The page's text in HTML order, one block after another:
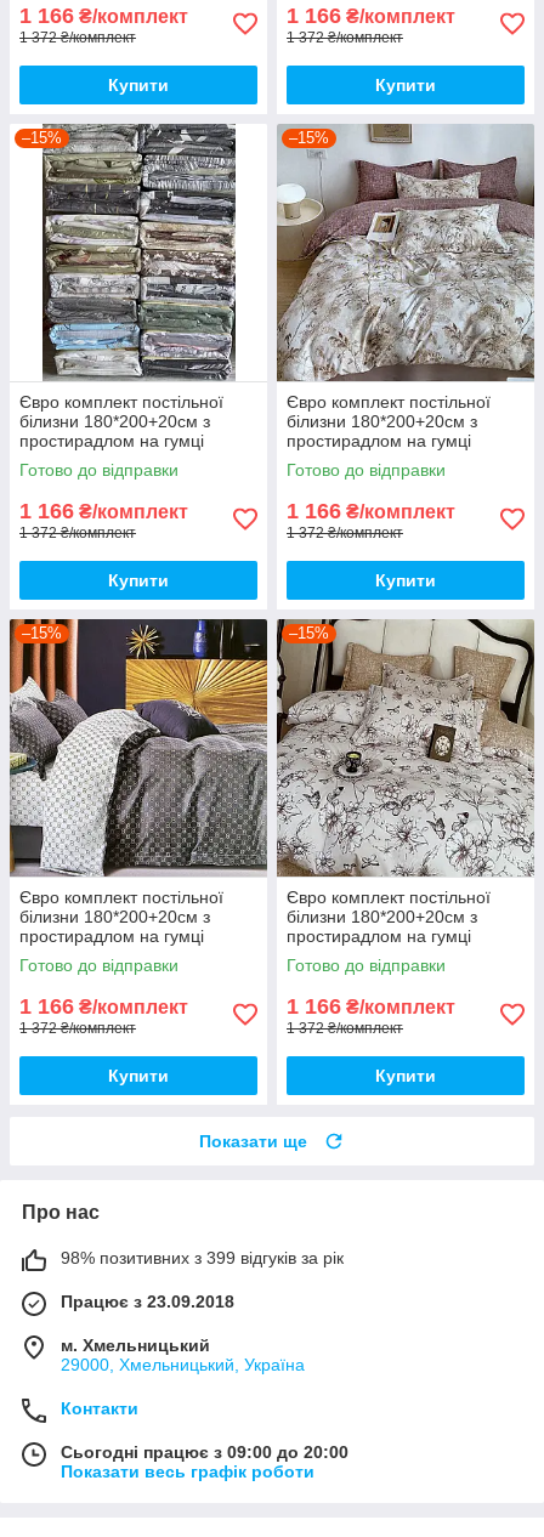
1 166 ₴/комплект
1 372 ₴/комплект
Купити
1 166 ₴/комплект
1 372 ₴/комплект
Купити
–15%
Євро комплект постільної
білизни 180*200+20см з
простирадлом на гумці
Постільна білизна з фланелі
євро розмір
Готово до відправки
1 166 ₴/комплект
1 372 ₴/комплект
Купити
–15%
Євро комплект постільної
білизни 180*200+20см з
простирадлом на гумці
Постільна білизна з фланелі
євро розмір
Готово до відправки
1 166 ₴/комплект
1 372 ₴/комплект
Купити
–15%
Євро комплект постільної
білизни 180*200+20см з
простирадлом на гумці
Постільна білизна з фланелі
євро розмір
Готово до відправки
1 166 ₴/комплект
1 372 ₴/комплект
Купити
–15%
Євро комплект постільної
білизни 180*200+20см з
простирадлом на гумці
Постільна білизна з фланелі
євро розмір
Готово до відправки
1 166 ₴/комплект
1 372 ₴/комплект
Купити
Показати ще
Про нас
98% позитивних з 399 відгуків за рік
Працює з 23.09.2018
м. Хмельницький
29000, Хмельницький, Україна
Контакти
Сьогодні працює з 09:00 до 20:00
Показати весь графік роботи